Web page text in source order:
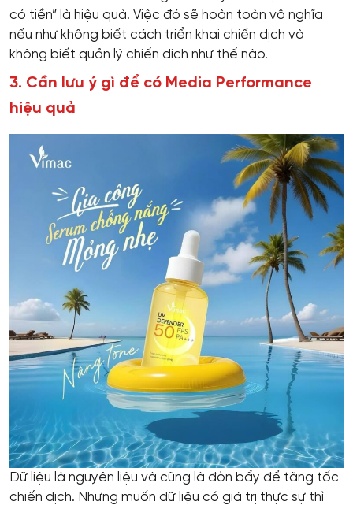
có tiền” là hiệu quả. Việc đó sẽ hoàn toàn vô nghĩa
nếu như không biết cách triển khai chiến dịch và
không biết quản lý chiến dịch như thế nào.
3. Cần lưu ý gì để có Media Performance
hiệu quả
Dữ liệu là nguyên liệu và cũng là đòn bẩy để tăng tốc
chiến dịch. Nhưng muốn dữ liệu có giá trị thực sự thì